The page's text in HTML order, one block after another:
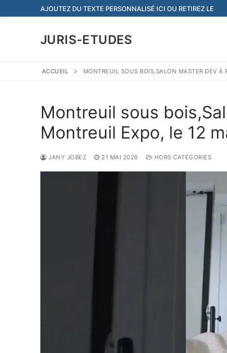
au
AJOUTEZ DU TEXTE PERSONNALISÉ ICI OU RETIREZ LE
JURIS-ETUDES
ACCUEIL MONTREUIL SOUS BOIS,SALON MASTER DEV À
Montreuil sous
Montreuil Expo, le 12
JANY JOBEZ 21 MAI 2026 HORS CATÉGORIES